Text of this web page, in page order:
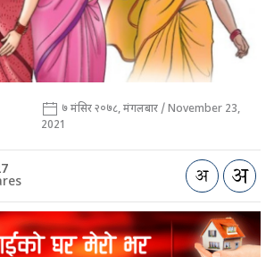
७ मंसिर २०७८, मंगलबार / November 23,
2021